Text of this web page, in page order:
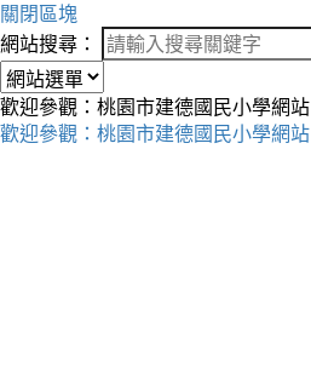
關閉區塊
網站搜尋：
歡迎參觀：桃園市建德國民小學網站
歡迎參觀：桃園市建德國民小學網站